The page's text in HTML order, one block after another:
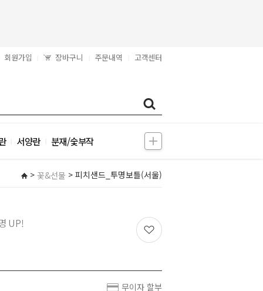
회원가입 장바구니 주문내역 고객센터
서양란 분재/숯부작
> 꽃&선물 > 피치샌드_투명보틀(서울)
UP!
무이자 할부